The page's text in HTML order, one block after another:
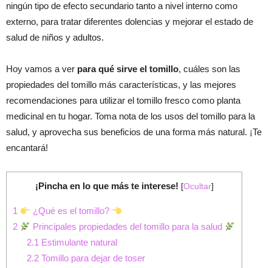
ningún tipo de efecto secundario tanto a nivel interno como
externo, para tratar diferentes dolencias y mejorar el estado de
salud de niños y adultos.
Hoy vamos a ver para qué sirve el tomillo, cuáles son las
propiedades del tomillo más características, y las mejores
recomendaciones para utilizar el tomillo fresco como planta
medicinal en tu hogar. Toma nota de los usos del tomillo para la
salud, y aprovecha sus beneficios de una forma más natural. ¡Te
encantará!
¡Pincha en lo que más te interese! [Ocultar]
1
¿Qué es el tomillo?
2
Principales propiedades del tomillo para la salud
2.1 Estimulante natural
2.2Tomillo para dejar de toser